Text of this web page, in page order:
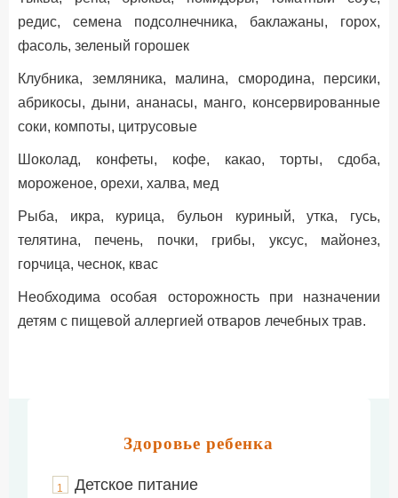
редис, семена подсолнечника, баклажаны, горох,
фасоль, зеленый горошек
Клубника, земляника, малина, смородина, персики,
абрикосы, дыни, ананасы, манго, консервированные
соки, компоты, цитрусовые
Шоколад, конфеты, кофе, какао, торты, сдоба,
мороженое, орехи, халва, мед
Рыба, икра, курица, бульон куриный, утка, гусь,
телятина, печень, почки, грибы, уксус, майонез,
горчица, чеснок, квас
Необходима особая осторожность при назначении
детям с пищевой аллергией отваров лечебных трав.
Здоровье ребенка
1 Детское питание